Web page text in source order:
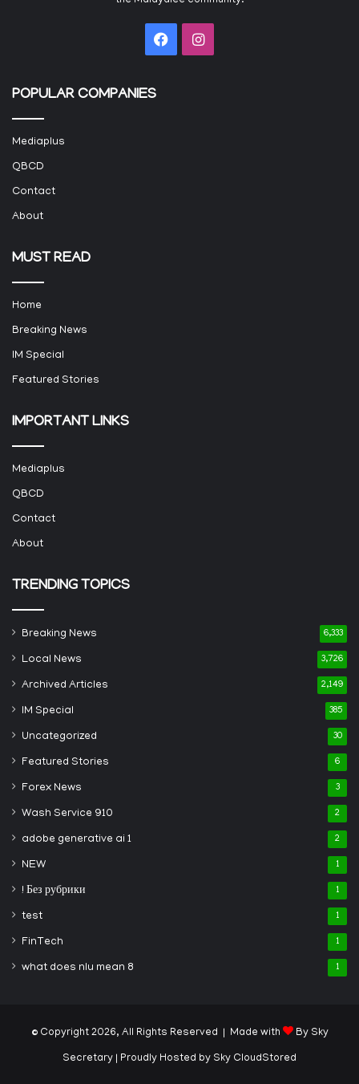
FacebookInstagram
POPULAR COMPANIES
Mediaplus
QBCD
Contact
About
MUST READ
Home
Breaking News
IM Special
Featured Stories
IMPORTANT LINKS
Mediaplus
QBCD
Contact
About
TRENDING TOPICS
Breaking News 6,333
Local News 3,726
Archived Articles 2,149
IM Special 385
Uncategorized 30
Featured Stories 6
Forex News 3
Wash Service 910 2
adobe generative ai 1 2
NEW 1
! Без рубрики 1
test 1
FinTech 1
what does nlu mean 8 1
© Copyright 2026, All Rights Reserved | Made with By Sky
Secretary | Proudly Hosted by Sky CloudStored